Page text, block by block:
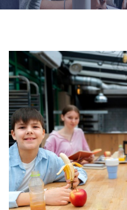
TRANS. IMOBILIÁRIAS(TTI)